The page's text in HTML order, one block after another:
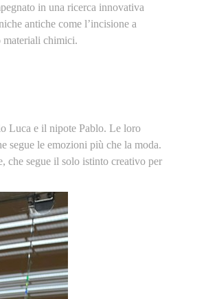
in una ricerca innovativa
antiche come l’incisione a
materiali chimici.
Luca e il nipote Pablo. Le loro
segue le emozioni più che la moda.
che segue il solo istinto creativo per